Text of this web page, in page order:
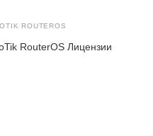
ROUTEROS
RouterOS Лицензии